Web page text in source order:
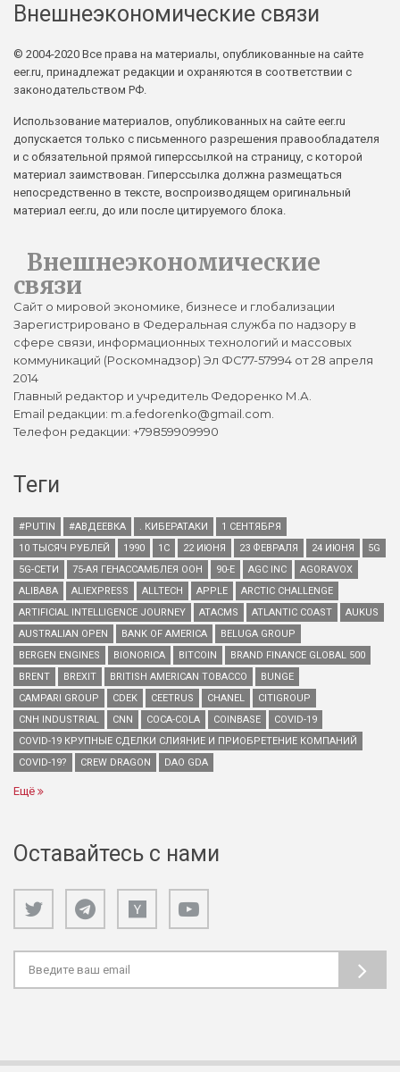
Внешнеэкономические связи
© 2004-2020 Все права на материалы, опубликованные на сайте
eer.ru, принадлежат редакции и охраняются в соответствии с
законодательством РФ.
Использование материалов, опубликованных на сайте eer.ru
допускается только с письменного разрешения правообладателя
и с обязательной прямой гиперссылкой на страницу, с которой
материал заимствован. Гиперссылка должна размещаться
непосредственно в тексте, воспроизводящем оригинальный
материал eer.ru, до или после цитируемого блока.
Внешнеэкономические
связи
Сайт о мировой экономике, бизнесе и глобализации
Зарегистрировано в Федеральная служба по надзору в
сфере связи, информационных технологий и массовых
коммуникаций (Роскомнадзор) Эл ФС77-57994 от 28 апреля
2014
Главный редактор и учредитель Федоренко М.А.
Email редакции: m.a.fedorenko@gmail.com.
Телефон редакции: +79859909990
Теги
#PUTIN #АВДЕЕВКА . КИБЕРАТАКИ
1 СЕНТЯБРЯ
10 ТЫСЯЧ РУБЛЕЙ
1990 1С 22 ИЮНЯ 23 ФЕВРАЛЯ 24 ИЮНЯ
5G
5G-СЕТИ
75-АЯ ГЕНАССАМБЛЕЯ ООН 90-Е AGC INC
AGORAVOX
ALIBABA
ALIEXPRESS ALLTECH APPLE
ARCTIC CHALLENGE
ARTIFICIAL INTELLIGENCE JOURNEY
ATACMS ATLANTIC COAST
AUKUS
AUSTRALIAN OPEN
BANK OF AMERICA
BELUGA GROUP
BERGEN ENGINES
BIONORICA BITCOIN
BRAND FINANCE GLOBAL 500
BRENT
BREXIT BRITISH AMERICAN TOBACCO
BUNGE
CAMPARI GROUP
CDEK CEETRUS CHANEL
CITIGROUP
CNH INDUSTRIAL
CNN COCA-COLA COINBASE
COVID-19
COVID-19 КРУПНЫЕ СДЕЛКИ СЛИЯНИЕ И ПРИОБРЕТЕНИЕ КОМПАНИЙ
COVID-19?
CREW DRAGON DAO GDA
Ещё
Оставайтесь с нами